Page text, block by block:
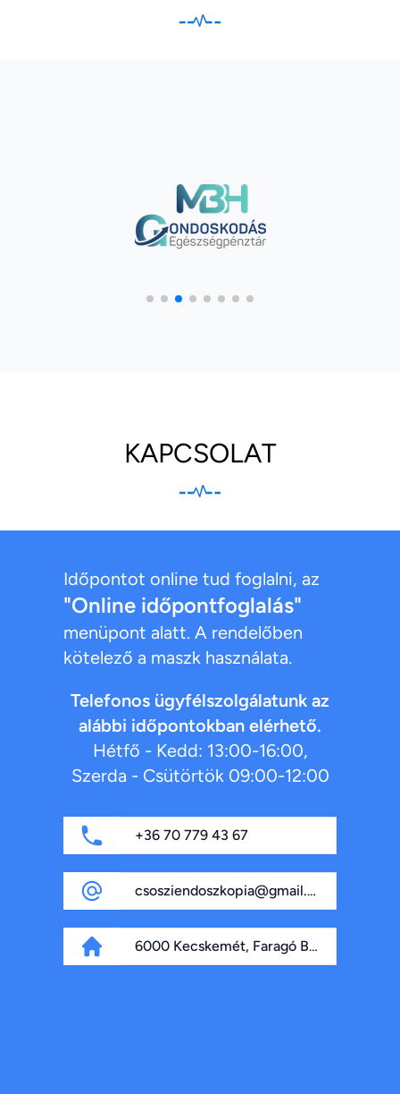
KAPCSOLAT
Időpontot online tud foglalni, az
"Online időpontfoglalás"
menüpont alatt. A rendelőben
kötelező a maszk használata.
Telefonos ügyfélszolgálatunk az
alábbi időpontokban elérhető.
Hétfő - Kedd: 13:00-16:00,
Szerda - Csütörtök 09:00-12:00
+36 70 779 43 67
csosziendoszkopia@gmail.com
6000 Kecskemét, Faragó Béla fasor 4